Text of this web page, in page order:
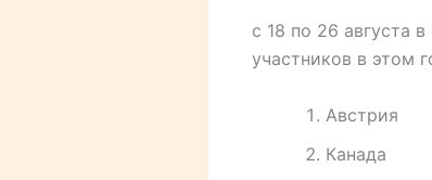
с 18 по 26 августа
участников в этом
Австрия
Канада